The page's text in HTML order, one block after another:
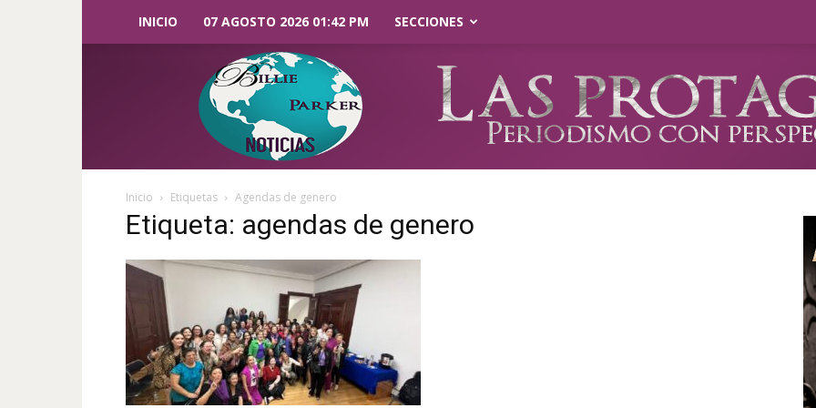
INICIO 07 AGOSTO 2026 01:42 PM SECCIONES
Parker
Noticias
Inicio Etiquetas Agendas de genero
Etiqueta: agendas de genero